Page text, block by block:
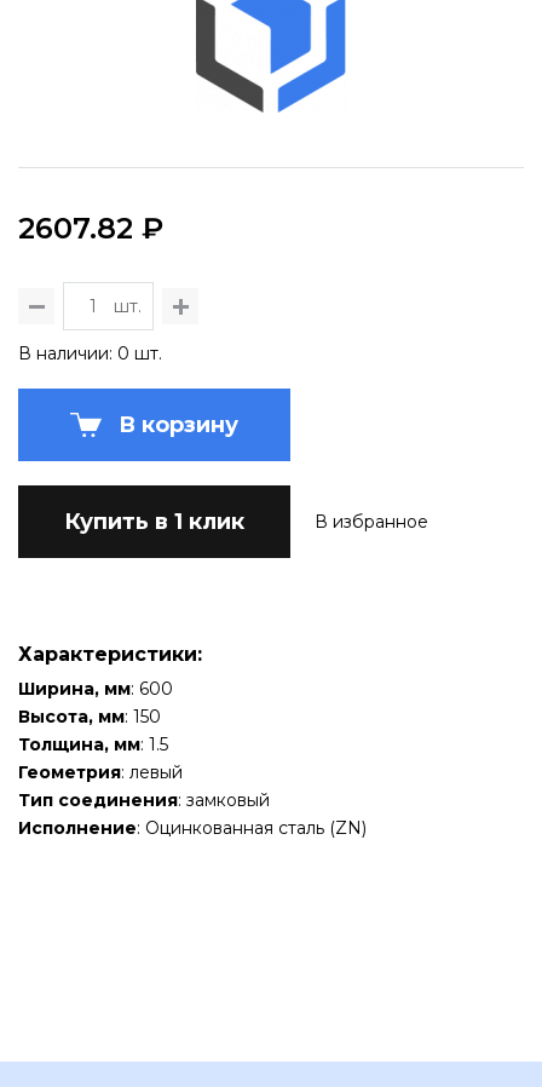
2607.82 ₽
шт.
В наличии: 0 шт.
В корзину
Купить в 1 клик В избранное
Характеристики:
Ширина, мм: 600
Высота, мм: 150
Толщина, мм: 1.5
Геометрия: левый
Тип соединения: замковый
Исполнение: Оцинкованная сталь (ZN)